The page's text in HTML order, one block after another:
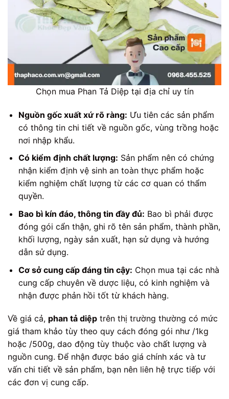
Chọn mua Phan Tả Diệp tại địa chỉ uy tín
Nguồn gốc xuất xứ rõ ràng: Ưu tiên các sản phẩm
có thông tin chi tiết về nguồn gốc, vùng trồng hoặc
nơi nhập khẩu.
Có kiểm định chất lượng: Sản phẩm nên có chứng
nhận kiểm định vệ sinh an toàn thực phẩm hoặc
kiểm nghiệm chất lượng từ các cơ quan có thẩm
quyền.
Bao bì kín đáo, thông tin đầy đủ: Bao bì phải được
đóng gói cẩn thận, ghi rõ tên sản phẩm, thành phần,
khối lượng, ngày sản xuất, hạn sử dụng và hướng
dẫn sử dụng.
Cơ sở cung cấp đáng tin cậy: Chọn mua tại các nhà
cung cấp chuyên về dược liệu, có kinh nghiệm và
nhận được phản hồi tốt từ khách hàng.
Về giá cả, phan tả diệp trên thị trường thường có mức
giá tham khảo tùy theo quy cách đóng gói như /1kg
hoặc /500g, dao động tùy thuộc vào chất lượng và
nguồn cung. Để nhận được báo giá chính xác và tư
vấn chi tiết về sản phẩm, bạn nên liên hệ trực tiếp với
các đơn vị cung cấp.